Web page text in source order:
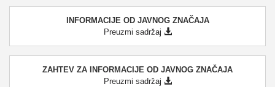
INFORMACIJE OD JAVNOG ZNAČAJA
Preuzmi sadržaj
ZAHTEV ZA INFORMACIJE OD JAVNOG ZNAČAJA
Preuzmi sadržaj